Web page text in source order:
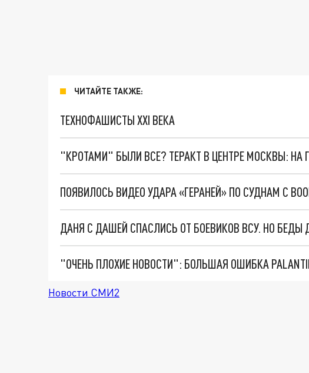
ЧИТАЙТЕ ТАКЖЕ:
ТЕХНОФАШИСТЫ XXI ВЕКА
"КРОТАМИ" БЫЛИ ВСЕ? ТЕРАКТ В ЦЕНТРЕ МОСКВЫ:
ПОЯВИЛОСЬ ВИДЕО УДАРА «ГЕРАНЕЙ» ПО СУДНАМ С
ДАНЯ С ДАШЕЙ СПАСЛИСЬ ОТ БОЕВИКОВ ВСУ. НО
Новости СМИ2